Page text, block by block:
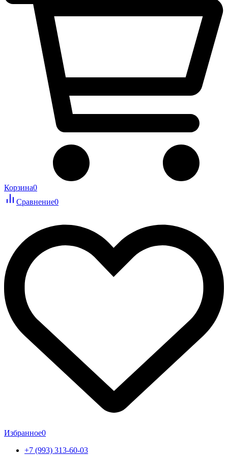
Корзина0
Сравнение0
Избранное0
+7 (993) 313-60-03